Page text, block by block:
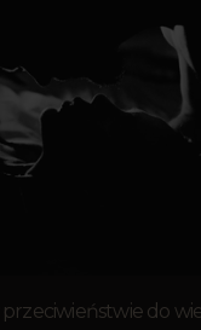
przeciwieństwie do